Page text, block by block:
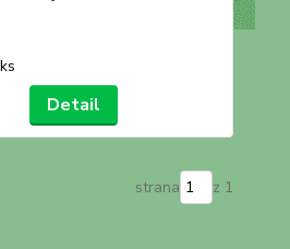
ks
Detail
strana z 1